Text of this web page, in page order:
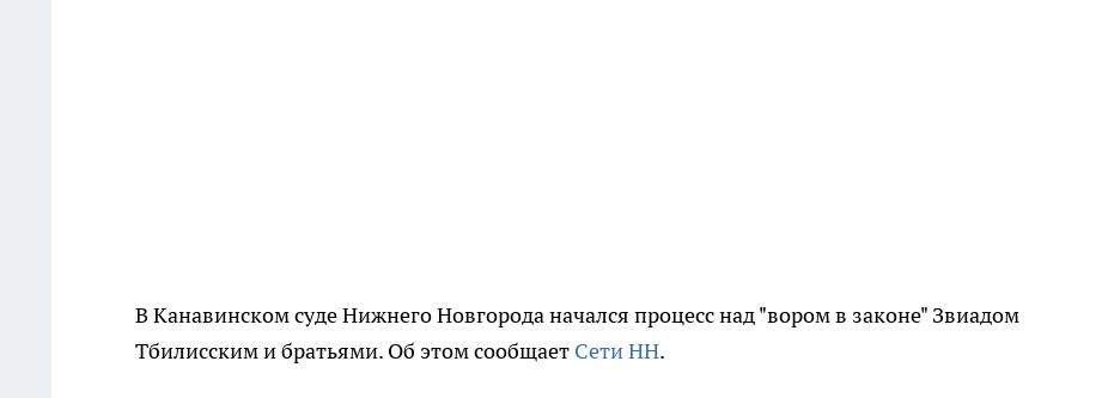
В Канавинском суде Нижнего Новгорода начался процесс над "вором в законе" Звиадом
Тбилисским и братьями. Об этом сообщает Сети НН.